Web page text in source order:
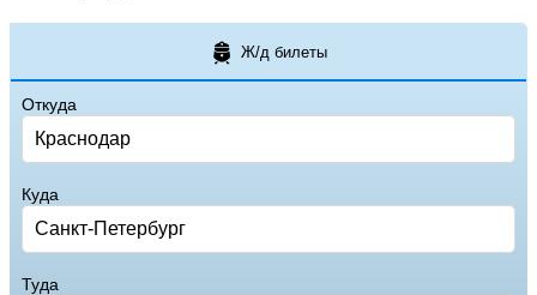
Ж/д билеты
Откуда
Куда
Туда